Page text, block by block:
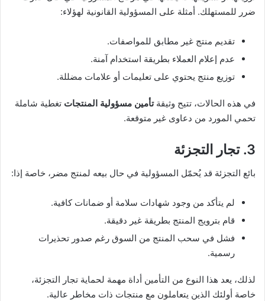
ضرر للمستهلك. أمثلة على المسؤولية القانونية لهؤلاء:
تقديم منتج غير مطابق للمواصفات.
عدم إعلام العملاء بطريقة استخدام آمنة.
توزيع منتج يحتوي على تعليمات أو علامات مضللة.
في هذه الحالات، تتيح وثيقةتأمين مسؤولية المنتجات تغطية شاملة
تحمي المورد من دعاوى غير متوقعة.
3. تجار التجزئة
بائع التجزئة قد يُحمّل المسؤولية في حال بيعه لمنتج مضر، خاصة إذا:
لم يتأكد من وجود شهادات سلامة أو ضمانات كافية.
قام بترويج المنتج بطريقة غير دقيقة.
فشل في سحب المنتج من السوق رغم صدور تحذيرات
رسمية.
لذلك، يعد هذا النوع من التأمين أداة مهمة لحماية تجار التجزئة،
خاصة أولئك الذين يتعاملون مع منتجات ذات مخاطر عالية.